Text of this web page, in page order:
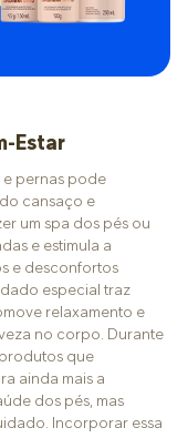
Estar
e pernas pode
cansaço e
um spa dos pés ou
e estimula a
e desconfortos
especial traz
relaxamento e
no corpo. Durante
que
ainda mais a
dos pés, mas
Incorporar essa